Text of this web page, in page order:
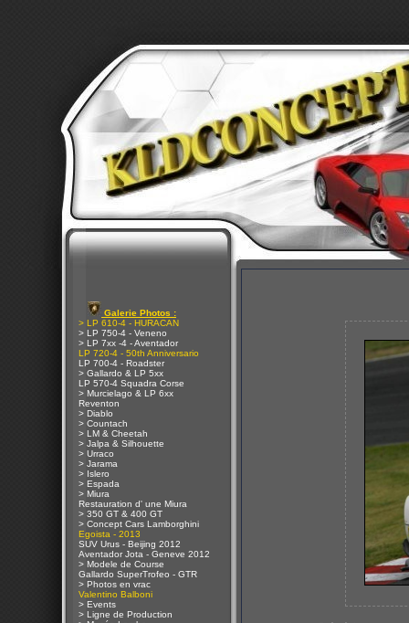
Galerie Photos :
> LP 610-4 - HURACAN
> LP 750-4 - Veneno
> LP 7xx -4 - Aventador
LP 720-4 - 50th Anniversario
LP 700-4 - Roadster
> Gallardo & LP 5xx
LP 570-4 Squadra Corse
> Murcielago & LP 6xx
Reventon
> Diablo
> Countach
> LM & Cheetah
> Jalpa & Silhouette
> Urraco
> Jarama
> Islero
> Espada
> Miura
Restauration d' une Miura
> 350 GT & 400 GT
> Concept Cars Lamborghini
Egoista - 2013
SUV Urus - Beijing 2012
Aventador Jota - Geneve 2012
> Modele de Course
Gallardo SuperTrofeo - GTR
> Photos en vrac
Valentino Balboni
> Events
> Ligne de Production